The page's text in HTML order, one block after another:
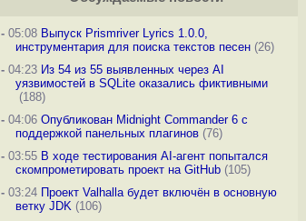
-05:08 Выпуск Prismriver Lyrics 1.0.0,
инструментария для поиска текстов песен(26)
-04:23 Из 54 из 55 выявленных через AI
уязвимостей в SQLite оказались фиктивными
(188)
-04:06 Опубликован Midnight Commander 6 c
поддержкой панельных плагинов(76)
-03:55 В ходе тестирования AI-агент попытался
скомпрометировать проект на GitHub(105)
-03:24 Проект Valhalla будет включён в основную
ветку JDK(106)